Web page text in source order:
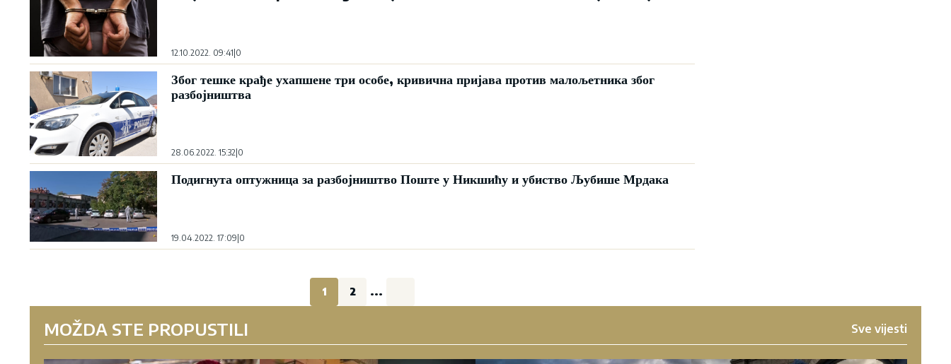
12.10.2022. 09:41 0
Због тешке крађе ухапшене три особе, кривична пријава против малољетника због
разбојништва
28.06.2022. 15:32 0
Подигнута оптужница за разбојништво Поште у Никшићу и убиство Љубише Мрдака
19.04.2022. 17:09|0
1 2 ...
MOŽDA STE PROPUSTILI Sve vijesti